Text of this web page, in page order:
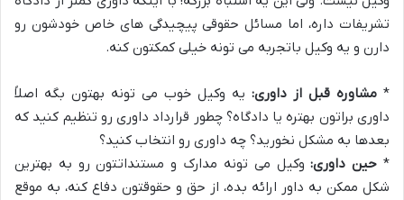
تشریفات داره، اما مسائل حقوقی پیچیدگی های خاص خودشون رو
دارن و یه وکیل باتجربه می تونه خیلی کمکتون کنه.
* مشاوره قبل از داوری: یه وکیل خوب می تونه بهتون بگه اصلاً
داوری براتون بهتره یا دادگاه؟ چطور قرارداد داوری رو تنظیم کنید که
بعدها به مشکل نخورید؟ چه داوری رو انتخاب کنید؟
* حین داوری:وکیل می تونه مدارک و مستنداتتون رو به بهترین
شکل ممکن به داور ارائه بده، از حق و حقوقتون دفاع کنه، به موقع